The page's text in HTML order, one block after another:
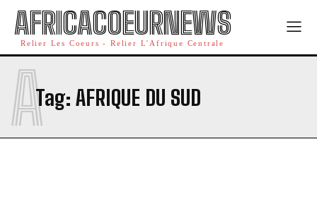
AFRICACOEURNEWS
Relier Les Coeurs - Relier L'Afrique Centrale
Tag: AFRIQUE DU SUD
A